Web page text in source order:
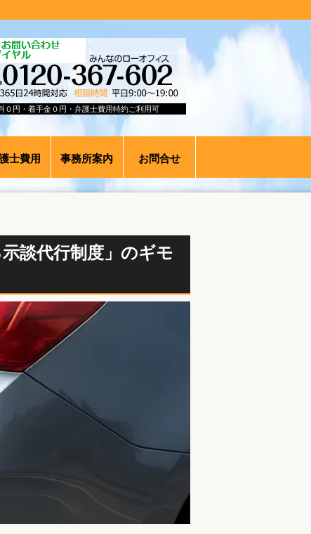
０円・着手金０円・弁護士費用特約ご利用可
士費用 事務所案内 お問合せ
談代行制度」のギモ